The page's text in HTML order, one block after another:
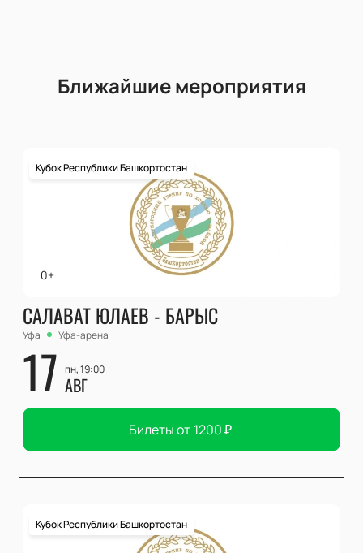
Ближайшие мероприятия
0+
Кубок Республики Башкортостан
САЛАВАТ ЮЛАЕВ - БАРЫС
Уфа Уфа-арена
17 пн, 19:00
АВГ
Билеты от 1200₽
Кубок Республики Башкортостан